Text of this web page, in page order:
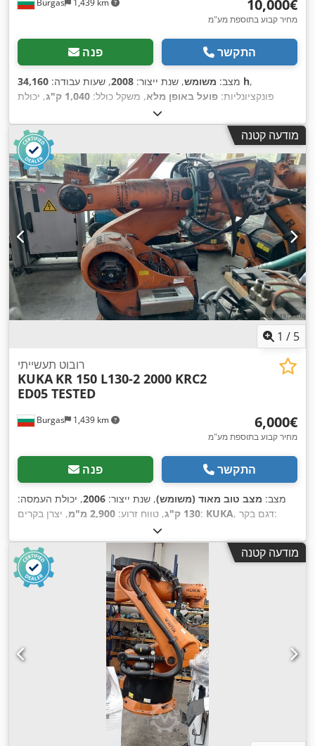
Burgas 1,439 km ‏10,000 ‏€
מחיר קבוע בתוספת מע"מ
פנה התקשר
מצב: משומש, שנת ייצור: 2008, שעות עבודה: 34,160 h,
פונקציונליות: פועל באופן מלא, משקל כולל: 1,040 ק"ג
, יכולת
,
מודעה קטנה
1 / 5
Burgas 1,439 km
רובוט תעשייתי
KUKA KR 150 L130-2 2000 KRC2
ED05 TESTED
‏6,000 ‏€
מחיר קבוע בתוספת מע"מ
פנה התקשר
מצב: מצב טוב מאוד (משומש), שנת ייצור: 2006, יכולת העמסה:
130 ק"ג
, טווח זרוע: 2,900 מ"מ , יצרן בקרים: KUKA
, דגם בקר:
מודעה קטנה